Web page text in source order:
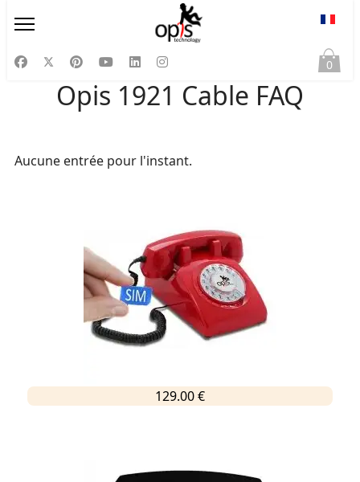
0
Opis 1921 Cable FAQ
Aucune entrée pour l'instant.
129.00 €